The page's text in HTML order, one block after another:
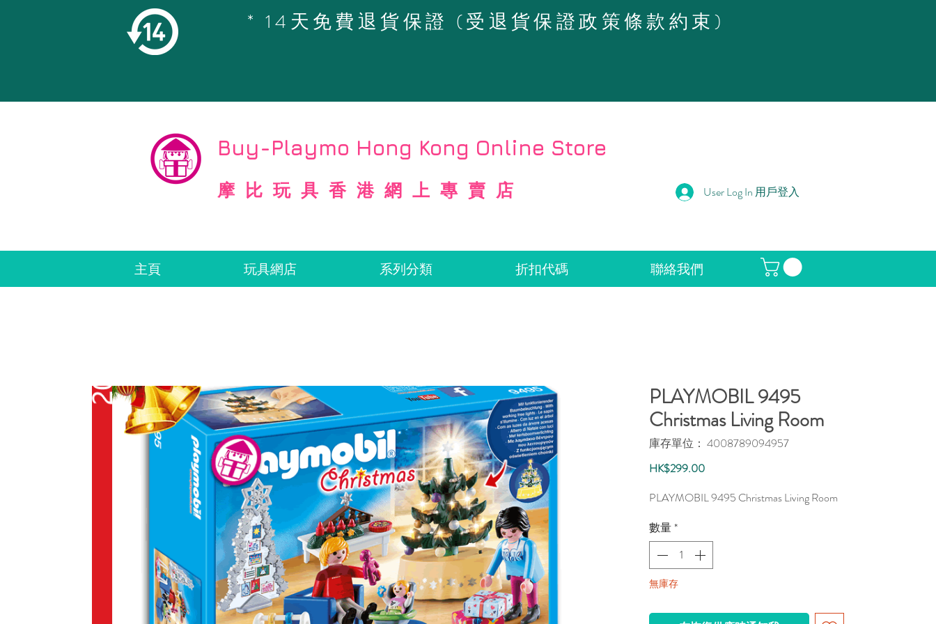
* 14天免費退貨保證 (受退貨保證政策條款約束)
Copyright
Buy-Playmo Hong Kong Online Store
摩比玩具香港網上專賣店 User Log In 用戶登入
主頁 玩具網店 系列分類 折扣代碼 聯絡我們
PLAYMOBIL 9495
Christmas Living Room
庫存單位： 4008789094957
HK$299.00價
PLAYMOBIL 9495 Christmas Living Room
數量*
無庫存